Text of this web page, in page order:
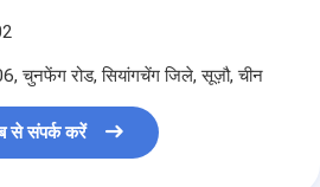
चुनफेंग रोड, सियांगचेंग जिले, सूज़ौ, चीन
से संपर्क करें